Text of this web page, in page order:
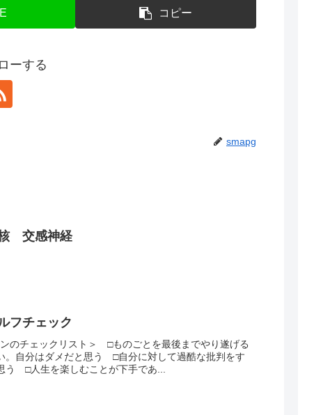
コピー
ーする
smapg
交感神経
フチェック
のチェックリスト＞ □ものごとを最後までやり遂げる
自分はダメだと思う □自分に対して過酷な批判をす
□人生を楽しむことが下手であ...